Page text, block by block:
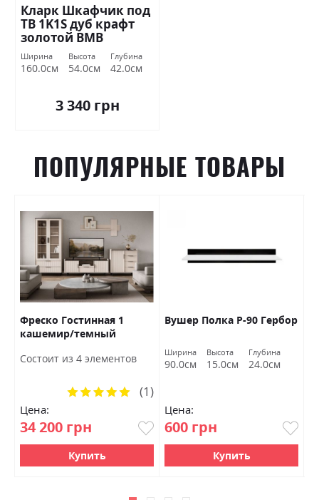
Кларк Шкафчик под
ТВ 1K1S дуб крафт
золотой ВМВ
Холдинг
Ширина
160.0см
Высота
54.0см
Глубина
42.0см
3 340 грн
ПОПУЛЯРНЫЕ ТОВАРЫ
Фреско Гостинная 1
кашемир/темный
Состоит из 4 элементов
Цена:
34 200 грн
Рейтинг:
(1)
Купить
Вушер Полка Р-90 Гербор
Ширина
90.0см
Высота
15.0см
Глубина
24.0см
Цена:
600 грн
Купить